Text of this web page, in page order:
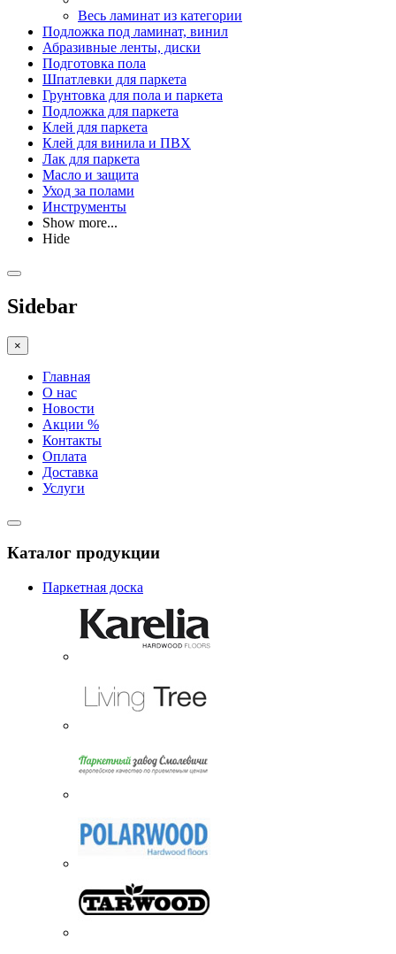
Весь ламинат из категории
Подложка под ламинат, винил
Абразивные ленты, диски
Подготовка пола
Шпатлевки для паркета
Грунтовка для пола и паркета
Подложка для паркета
Клей для паркета
Клей для винила и ПВХ
Лак для паркета
Масло и защита
Уход за полами
Инструменты
Show more...
Hide
Sidebar
×
Главная
О нас
Новости
Акции %
Контакты
Оплата
Доставка
Услуги
Каталог продукции
Паркетная доска